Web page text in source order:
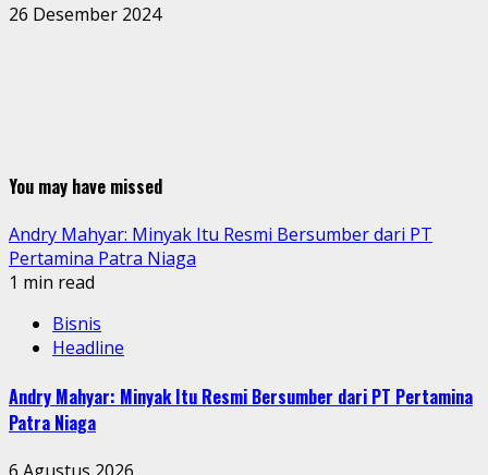
26 Desember 2024
You may have missed
Andry Mahyar: Minyak Itu Resmi Bersumber dari PT
Pertamina Patra Niaga
1 min read
Bisnis
Headline
Andry Mahyar: Minyak Itu Resmi Bersumber dari PT Pertamina
Patra Niaga